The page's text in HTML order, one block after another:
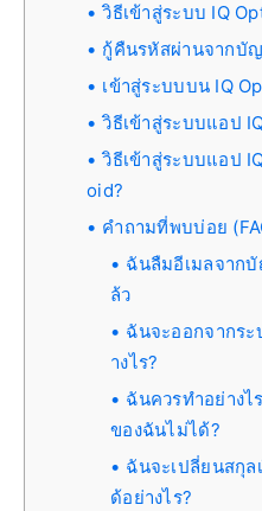
วิธีเข้าสู่ระบบ IQ
กู้คืนรหัสผ่านจากบั
เข้าสู่ระบบบน IQ
วิธีเข้าสู่ระบบแอป
วิธีเข้าสู่ระบบแอป
oid?
คำถามที่พบบ่อย
ฉันลืมอีเมลจาก
ล้ว
ฉันจะออกจากร
างไร?
ฉันควรทำอย่าง
ของฉันไม่ได้?
ฉันจะเปลี่ยนสกุ
ด้อย่างไร?